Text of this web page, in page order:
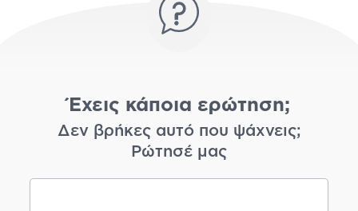
Έχεις κάποια ερώτηση;
Δεν βρήκες αυτό που ψάχνεις;
Ρώτησέ μας